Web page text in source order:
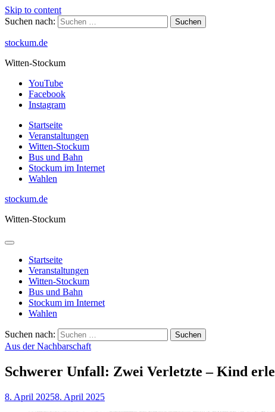
Skip to content
Suchen nach:
stockum.de
Witten-Stockum
YouTube
Facebook
Instagram
Startseite
Veranstaltungen
Witten-Stockum
Bus und Bahn
Stockum im Internet
Wahlen
stockum.de
Witten-Stockum
Startseite
Veranstaltungen
Witten-Stockum
Bus und Bahn
Stockum im Internet
Wahlen
Suchen nach:
Aus der Nachbarschaft
Schwerer Unfall: Zwei Verletzte – Kind
8. April 20258. April 2025